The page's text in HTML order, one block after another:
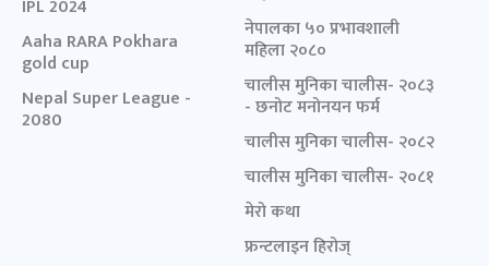
IPL 2024
Aaha RARA Pokhara
gold cup
Nepal Super League -
2080
नेपालका ५० प्रभावशाली
महिला २०८०
चालीस मुनिका चालीस- २०८३
- छनोट मनोनयन फर्म
चालीस मुनिका चालीस- २०८२
चालीस मुनिका चालीस- २०८१
मेरो कथा
फ्रन्टलाइन हिरोज्